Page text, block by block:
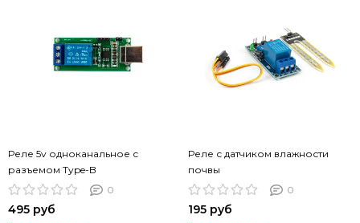
Реле 5v одноканальное с
разъемом Type-B
0
495 руб
Реле с датчиком влажности
почвы
0
195 руб